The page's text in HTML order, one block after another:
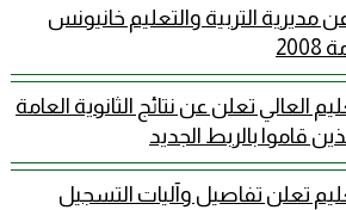
مديرية التربية والتعليم خانيونس
العالي تعلن عن نتائج الثانوية العامة
قاموا بالربط الجديد
تعلن تفاصيل وآليات التسجيل